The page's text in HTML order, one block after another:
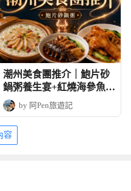
潮州美食團推介｜鮑片砂
鍋粥養生宴+紅燒海參魚皮
+湘子橋的日與夜
by 阿Pen旅遊記
容